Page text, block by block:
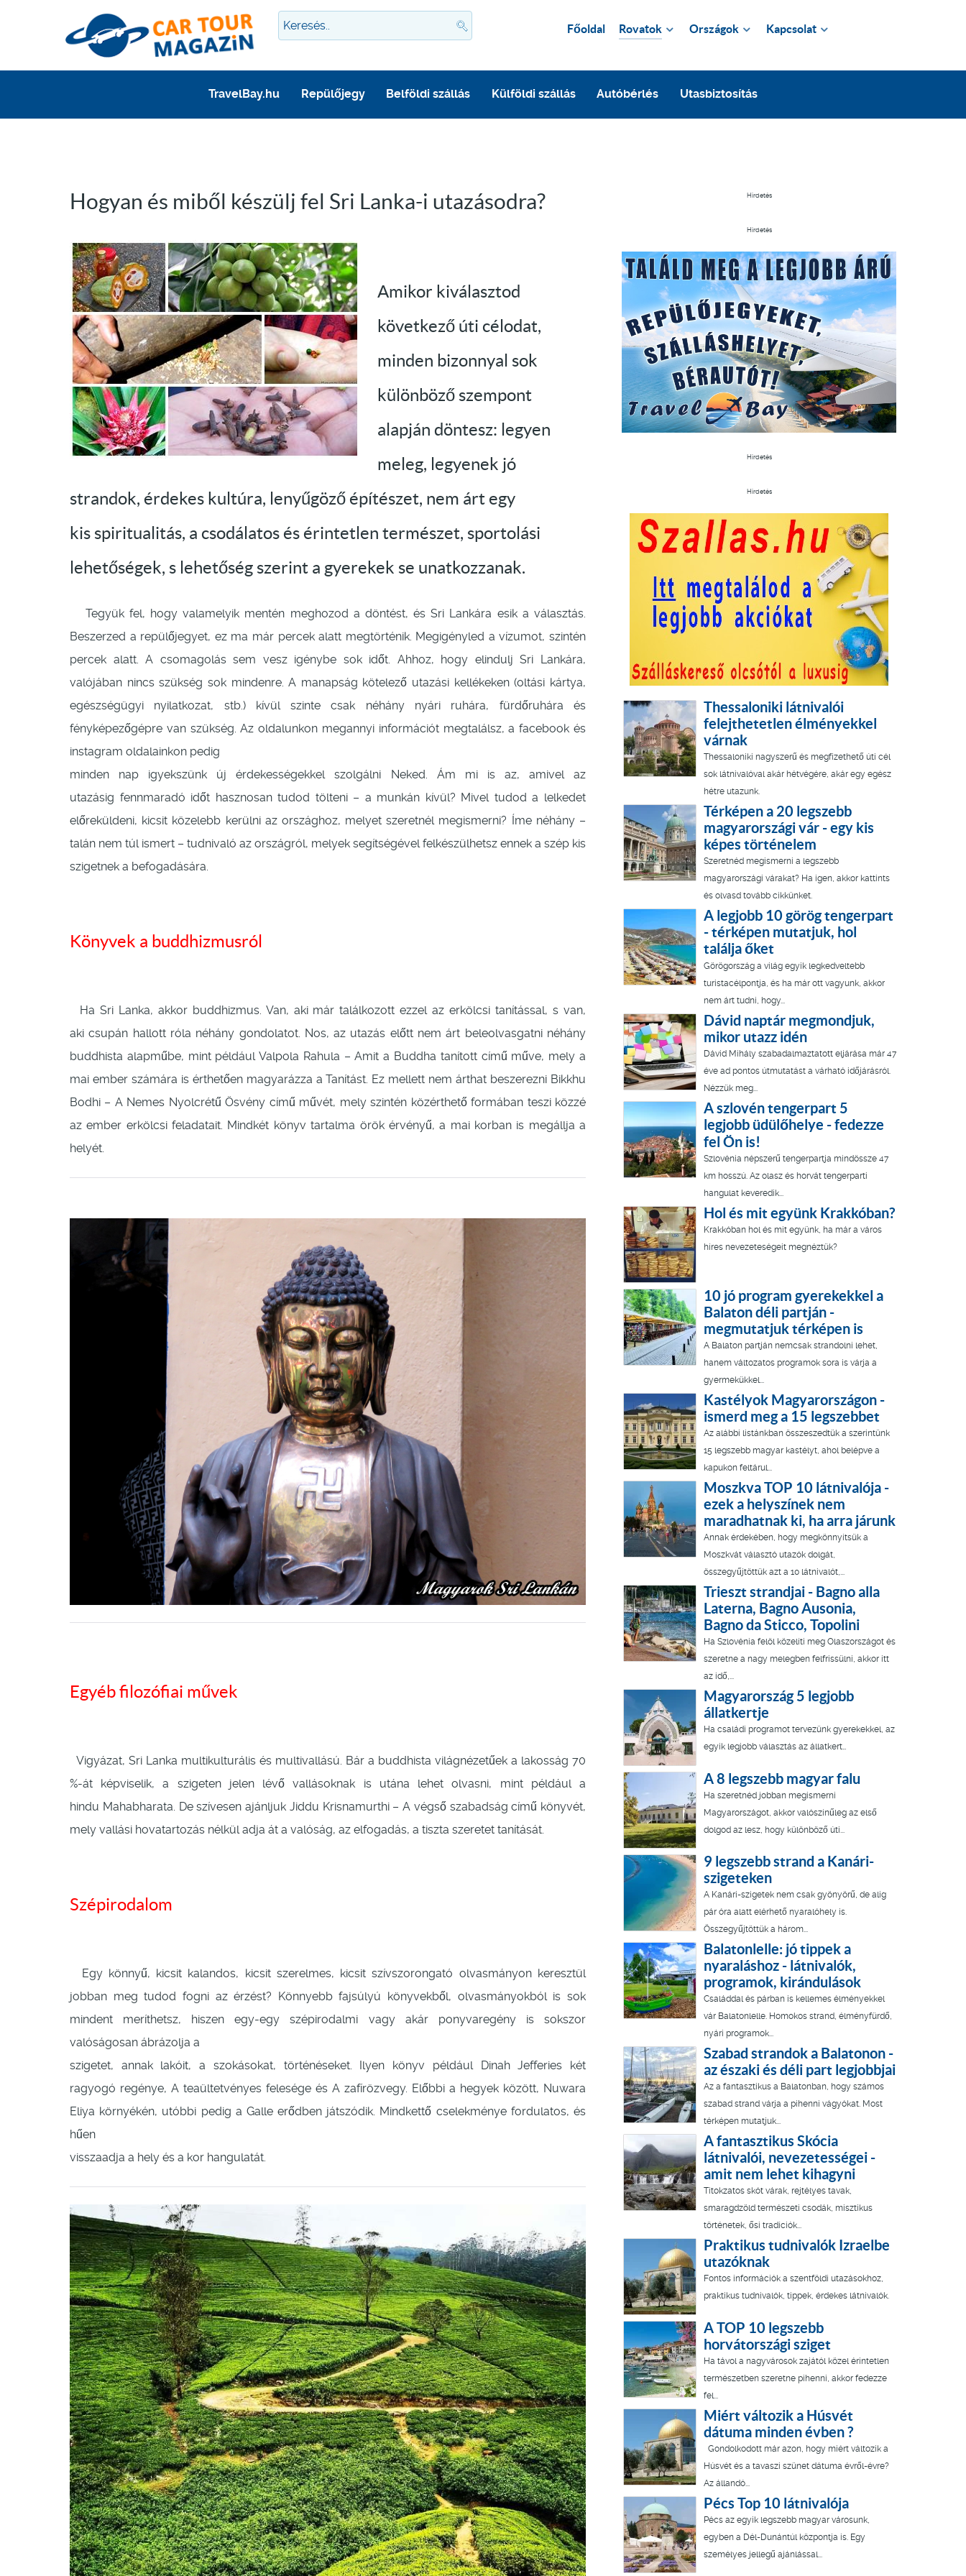
Főoldal Rovatok Országok Kapcsolat
TravelBay.hu Repülőjegy Belföldi szállás Külföldi szállás Autóbérlés Utasbiztosítás
Hogyan és miből készülj fel Sri Lanka-i utazásodra?
Amikor kiválasztod
következő úti célodat,
minden bizonnyal sok
különböző szempont
alapján döntesz: legyen
meleg, legyenek jó
strandok, érdekes kultúra, lenyűgöző építészet, nem árt egy
kis spiritualitás, a csodálatos és érintetlen természet, sportolási
lehetőségek, s lehetőség szerint a gyerekek se unatkozzanak.
Tegyük fel, hogy valamelyik mentén meghozod a döntést, és Sri Lankára esik a választás.
Beszerzed a repülőjegyet, ez ma már percek alatt megtörténik. Megigényled a vízumot, szintén
percek alatt. A csomagolás sem vesz igénybe sok időt. Ahhoz, hogy elindulj Sri Lankára,
valójában nincs szükség sok mindenre. A manapság kötelező utazási kellékeken (oltási kártya,
egészségügyi nyilatkozat, stb.) kívül szinte csak néhány nyári ruhára, fürdőruhára és
fényképezőgépre van szükség. Az oldalunkon megannyi információt megtalálsz, a facebook és
instagram oldalainkon pedig
minden nap igyekszünk új érdekességekkel szolgálni Neked. Ám mi is az, amivel az
utazásig fennmaradó időt hasznosan tudod tölteni – a munkán kívül? Mivel tudod a lelkedet
előreküldeni, kicsit közelebb kerülni az országhoz, melyet szeretnél megismerni? Íme néhány –
talán nem túl ismert – tudnivaló az országról, melyek segítségével felkészülhetsz ennek a szép kis
szigetnek a befogadására.
Könyvek a buddhizmusról
Ha Sri Lanka, akkor buddhizmus. Van, aki már találkozott ezzel az erkölcsi tanítással, s van,
aki csupán hallott róla néhány gondolatot. Nos, az utazás előtt nem árt beleolvasgatni néhány
buddhista alapműbe, mint például Valpola Rahula – Amit a Buddha tanított című műve, mely a
mai ember számára is érthetően magyarázza a Tanítást. Ez mellett nem árthat beszerezni Bikkhu
Bodhi – A Nemes Nyolcrétű Ösvény című művét, mely szintén közérthető formában teszi közzé
az ember erkölcsi feladatait. Mindkét könyv tartalma örök érvényű, a mai korban is megállja a
helyét.
Egyéb filozófiai művek
Vigyázat, Sri Lanka multikulturális és multivallású. Bár a buddhista világnézetűek a lakosság 70
%-át képviselik, a szigeten jelen lévő vallásoknak is utána lehet olvasni, mint például a
hindu Mahabharata. De szívesen ajánljuk Jiddu Krisnamurthi – A végső szabadság című könyvét,
mely vallási hovatartozás nélkül adja át a valóság, az elfogadás, a tiszta szeretet tanítását.
Szépirodalom
Egy könnyű, kicsit kalandos, kicsit szerelmes, kicsit szívszorongató olvasmányon keresztül
jobban meg tudod fogni az érzést? Könnyebb fajsúlyú könyvekből, olvasmányokból is sok
mindent meríthetsz, hiszen egy-egy szépirodalmi vagy akár ponyvaregény is sokszor
valóságosan ábrázolja a
szigetet, annak lakóit, a szokásokat, történéseket. Ilyen könyv például Dinah Jefferies két
ragyogó regénye, A teaültetvényes felesége és A zafírözvegy. Előbbi a hegyek között, Nuwara
Eliya környékén, utóbbi pedig a Galle erődben játszódik. Mindkettő cselekménye fordulatos, és
hűen
visszaadja a hely és a kor hangulatát.
Hirdetés
Hirdetés
Hirdetés
Hirdetés
Thessaloniki látnivalói
felejthetetlen élményekkel
várnak
Thessaloniki nagyszerű és megfizethető úti cél
sok látnivalóval akár hétvégére, akár egy egész
hétre utazunk.
Térképen a 20 legszebb
magyarországi vár - egy kis
képes történelem
Szeretnéd megismerni a legszebb
magyarországi várakat? Ha igen, akkor kattints
és olvasd tovább cikkünket.
A legjobb 10 görög tengerpart
- térképen mutatjuk, hol
találja őket
Görögország a világ egyik legkedveltebb
turistacélpontja, és ha már ott vagyunk, akkor
nem árt tudni, hogy...
Dávid naptár megmondjuk,
mikor utazz idén
Dávid Mihály szabadalmaztatott eljárása már 47
éve ad pontos útmutatást a várható időjárásról.
Nézzük meg...
A szlovén tengerpart 5
legjobb üdülőhelye - fedezze
fel Ön is!
Szlovénia népszerű tengerpartja mindössze 47
km hosszú. Az olasz és horvát tengerparti
hangulat keveredik...
Hol és mit együnk Krakkóban?
Krakkóban hol és mit együnk, ha már a város
híres nevezeteségeit megnéztük?
10 jó program gyerekekkel a
Balaton déli partján -
megmutatjuk térképen is
A Balaton partján nemcsak strandolni lehet,
hanem változatos programok sora is várja a
gyermekükkel...
Kastélyok Magyarországon -
ismerd meg a 15 legszebbet
Az alábbi listánkban összeszedtük a szerintünk
15 legszebb magyar kastélyt, ahol belépve a
kapukon feltárul...
Moszkva TOP 10 látnivalója -
ezek a helyszínek nem
maradhatnak ki, ha arra járunk
Annak érdekében, hogy megkönnyítsük a
Moszkvát választó utazók dolgát,
összegyűjtöttük azt a 10 látnivalót,...
Trieszt strandjai - Bagno alla
Laterna, Bagno Ausonia,
Bagno da Sticco, Topolini
Ha Szlovénia felöl közelíti meg Olaszországot és
szeretne a nagy melegben felfrissülni, akkor itt
az idő,...
Magyarország 5 legjobb
állatkertje
Ha családi programot tervezünk gyerekekkel, az
egyik legjobb választás az állatkert…
A 8 legszebb magyar falu
Ha szeretnéd jobban megismerni
Magyarországot, akkor valószínűleg az első
dolgod az lesz, hogy különböző úti...
9 legszebb strand a Kanári-
szigeteken
A Kanári-szigetek nem csak gyönyörű, de alig
pár óra alatt elérhető nyaralóhely is.
Összegyűjtöttük a három...
Balatonlelle: jó tippek a
nyaraláshoz - látnivalók,
programok, kirándulások
Családdal és párban is kellemes élményekkel
vár Balatonlelle. Homokos strand, élményfürdő,
nyári programok...
Szabad strandok a Balatonon -
az északi és déli part legjobbjai
Az a fantasztikus a Balatonban, hogy számos
szabad strand várja a pihenni vágyókat. Most
térképen mutatjuk...
A fantasztikus Skócia
látnivalói, nevezetességei -
amit nem lehet kihagyni
Titokzatos skót várak, rejtélyes tavak,
smaragdzöld természeti csodák, misztikus
történetek, ősi tradíciók...
Praktikus tudnivalók Izraelbe
utazóknak
Fontos információk a szentföldi utazásokhoz,
praktikus tudnivalók, tippek, érdekes látnivalók.
A TOP 10 legszebb
horvátországi sziget
Ha távol a nagyvárosok zajától közel érintetlen
természetben szeretne pihenni, akkor fedezze
fel...
Miért változik a Húsvét
dátuma minden évben ?
Gondolkodott már azon, hogy miért változik a
Húsvét és a tavaszi szünet dátuma évről-évre?
Az állandó...
Pécs Top 10 látnivalója
Pécs az egyik legszebb magyar városunk,
egyben a Dél-Dunántúl központja is. Egy
személyes jellegű ajánlással...